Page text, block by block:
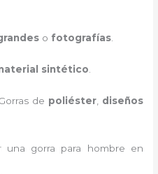
o fotografías.
sintético.
de poliéster diseños
una gorra para hombre en